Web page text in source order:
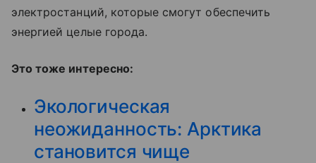
электростанций, которые смогут обеспечить
энергией целые города.
Это тоже интересно:
Экологическая
неожиданность: Арктика
становится чище